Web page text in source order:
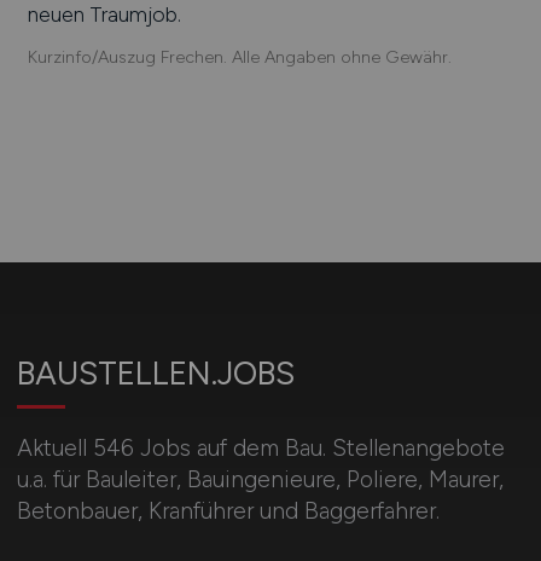
neuen Traumjob.
Kurzinfo/Auszug Frechen. Alle Angaben ohne Gewähr.
BAUSTELLEN.JOBS
Aktuell 546 Jobs auf dem Bau. Stellenangebote
u.a. für Bauleiter, Bauingenieure, Poliere, Maurer,
Betonbauer, Kranführer und Baggerfahrer.